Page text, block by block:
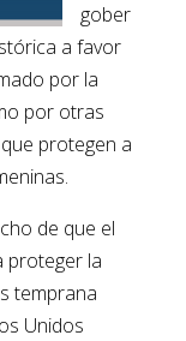
gober
a favor
por la
por otras
protegen a
de que el
proteger la
temprana
Unidos